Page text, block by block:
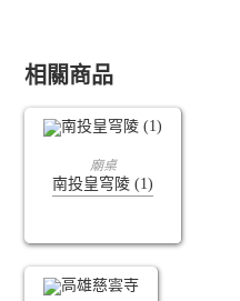
相關商品
查看內容
廟桌
南投皇穹陵 (1)